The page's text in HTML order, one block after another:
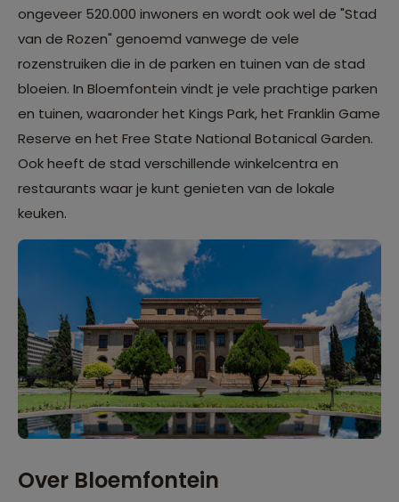
ongeveer 520.000 inwoners en wordt ook wel de "Stad
van de Rozen" genoemd vanwege de vele
rozenstruiken die in de parken en tuinen van de stad
bloeien. In Bloemfontein vindt je vele prachtige parken
en tuinen, waaronder het Kings Park, het Franklin Game
Reserve en het Free State National Botanical Garden.
Ook heeft de stad verschillende winkelcentra en
restaurants waar je kunt genieten van de lokale
keuken.
Over Bloemfontein